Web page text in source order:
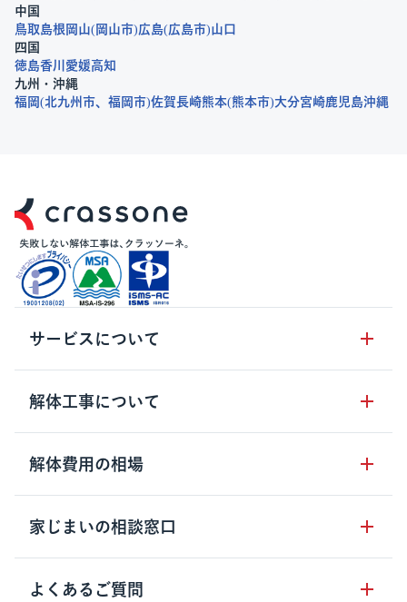
中国
鳥取 島根 岡山 岡山市 広島 広島市 山口
四国
徳島香川 愛媛高知
九州・沖縄
福岡 北九州市 福岡市 佐賀長崎熊本 熊本市 大分宮崎鹿児島沖縄
サービスについて
サービスの流れ
サービスのメリット
クラッソーネの自治体連携
解体工事について
解体工事の基礎知識
解体工事に関わる法律
用語集
解体費用の相場
木造住宅の相場
鉄骨造住宅の相場
RC造住宅の相場
家じまいの相談窓口
家じまいの相談窓口
よくあるご質問